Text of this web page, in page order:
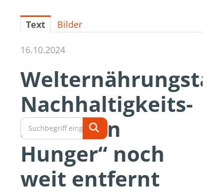
Text Bilder
16.10.2024
Nachhaltigkeits-
Ziel „Kein
Hunger“ noch
weit entfernt